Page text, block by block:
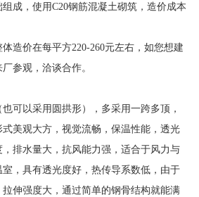
成，使用C20钢筋混凝土砌筑，造价成本
造价在每平方220-260元左右，如您想建
参观，洽谈合作。
可以采用圆拱形），多采用一跨多顶，
美观大方，视觉流畅，保温性能，透光
排水量大，抗风能力强，适合于风力与
，具有透光度好，热传导系数低，由于
伸强度大，通过简单的钢骨结构就能满